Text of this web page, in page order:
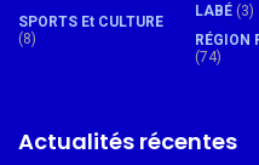
SPORTS Et CULTURE
(8)
LABÉ (3)
RÉGION
(74)
Actualités récentes